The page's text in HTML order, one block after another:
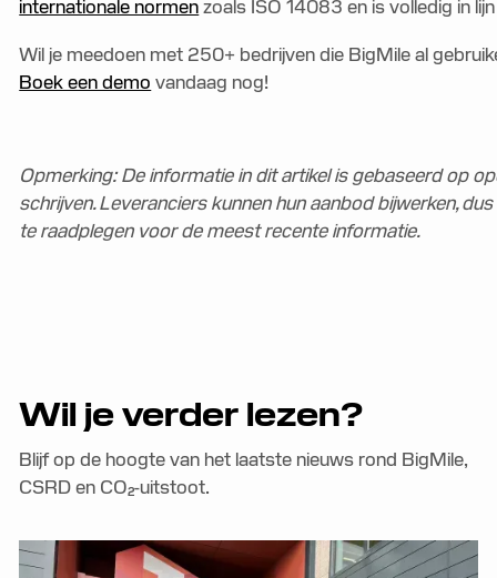
internationale normenzoals ISO 14083 en is volledig in
Wil je meedoen met 250+ bedrijven die BigMile al
Boek een demo vandaag nog!
Opmerking: De informatie in dit artikel is gebaseerd op
schrijven. Leveranciers kunnen hun aanbod bijwerken,
te raadplegen voor de meest recente informatie.
Wil je verder lezen?
Blijf op de hoogte van het laatste nieuws rond BigMile,
CSRD en CO₂-uitstoot.